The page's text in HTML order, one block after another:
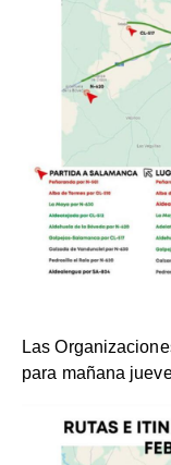
Las
para mañana